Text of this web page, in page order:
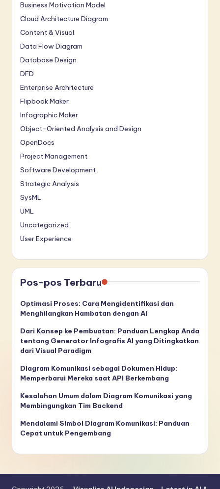
Business Motivation Model
Cloud Architecture Diagram
Content & Visual
Data Flow Diagram
Database Design
DFD
Enterprise Architecture
Flipbook Maker
Infographic Maker
Object-Oriented Analysis and Design
OpenDocs
Project Management
Software Development
Strategic Analysis
SysML
UML
Uncategorized
User Experience
Pos-pos Terbaru
Optimasi Proses: Cara Mengidentifikasi dan
Menghilangkan Hambatan dengan AI
Dari Konsep ke Pembuatan: Panduan Lengkap Anda
tentang Generator Infografis AI yang Ditingkatkan
dari Visual Paradigm
Diagram Komunikasi sebagai Dokumen Hidup:
Memperbarui Mereka saat API Berkembang
Kesalahan Umum dalam Diagram Komunikasi yang
Membingungkan Tim Backend
Mendalami Simbol Diagram Komunikasi: Panduan
Cepat untuk Pengembang